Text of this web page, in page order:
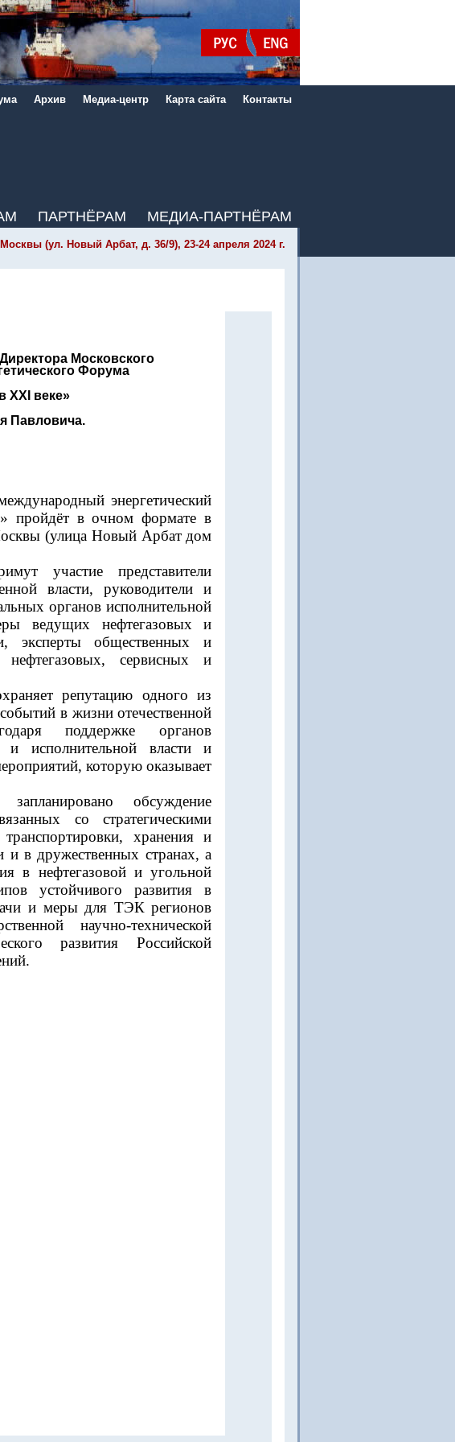
Архив Медиа-центр Карта сайта Контакты
ПАРТНЁРАМ МЕДИА-ПАРТНЁРАМ
(ул. Новый Арбат, д. 36/9), 23-24 апреля 2024 г.
Московского
Форума
XXI веке»
Павловича.
энергетический
в очном формате в
(улица Новый Арбат дом
участие представители
власти, руководители и
органов исполнительной
ведущих нефтегазовых и
эксперты общественных и
сервисных и
репутацию одного из
в жизни отечественной
поддержке органов
и исполнительной власти и
которую оказывает
обсуждение
со стратегическими
транспортировки, хранения и
и в дружественных странах, а
в нефтегазовой и угольной
устойчивого развития в
и меры для ТЭК регионов
научно-технической
развития Российской